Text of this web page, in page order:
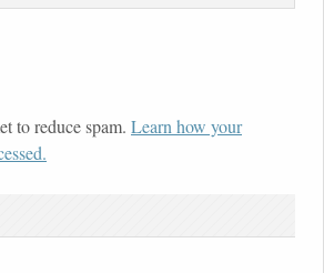
to reduce spam. Learn how your